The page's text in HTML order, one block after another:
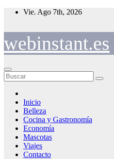
Saltar
Vie. Ago 7th, 2026
webinstant.es
Inicio
Belleza
Cocina y Gastronomía
Economía
Mascotas
Viajes
Contacto